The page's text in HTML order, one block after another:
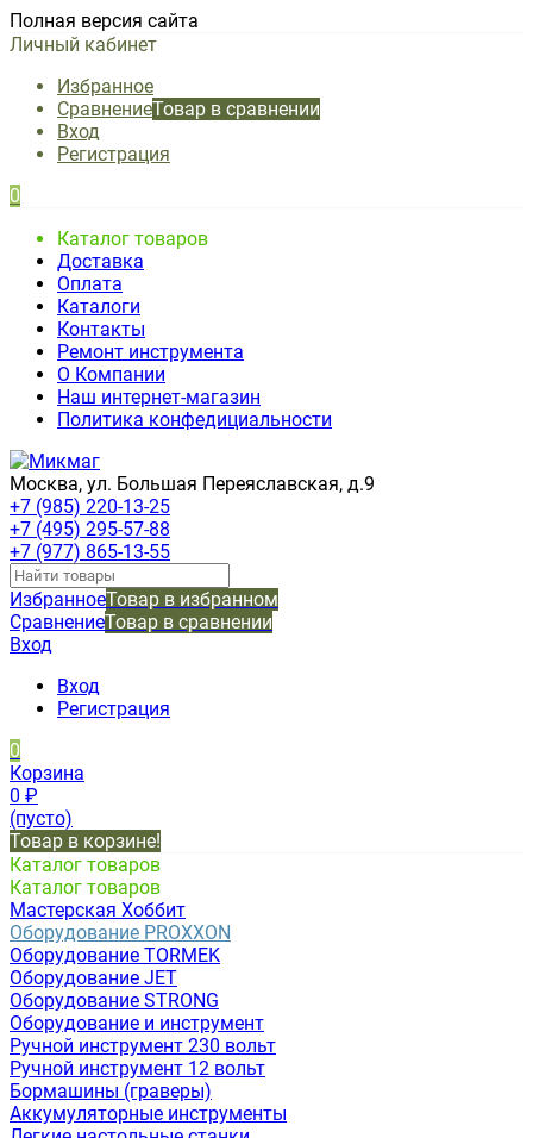
Полная версия сайта
Личный кабинет
Избранное
СравнениеТовар в сравнении
Вход
Регистрация
0
Каталог товаров
Доставка
Оплата
Каталоги
Контакты
Ремонт инструмента
О Компании
Наш интернет-магазин
Политика конфедициальности
Москва, ул. Большая Переяславская, д.9
+7 (985) 220-13-25
+7 (495) 295-57-88
+7 (977) 865-13-55
ИзбранноеТовар в избранном
СравнениеТовар в сравнении
Вход
Вход
Регистрация
0
Корзина
0 ₽
(пусто)
Товар в корзине!
Каталог товаров
Каталог товаров
Мастерская Хоббит
Оборудование PROXXON
Оборудование TORMEK
Оборудование JET
Оборудование STRONG
Оборудование и инструмент
Ручной инструмент 230 вольт
Ручной инструмент 12 вольт
Бормашины (граверы)
Аккумуляторные инструменты